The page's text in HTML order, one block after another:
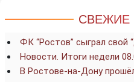
СВЕЖИЕ
ФК “Ростов” сыграл свой
Новости. Итоги недели
В Ростове-на-Дону